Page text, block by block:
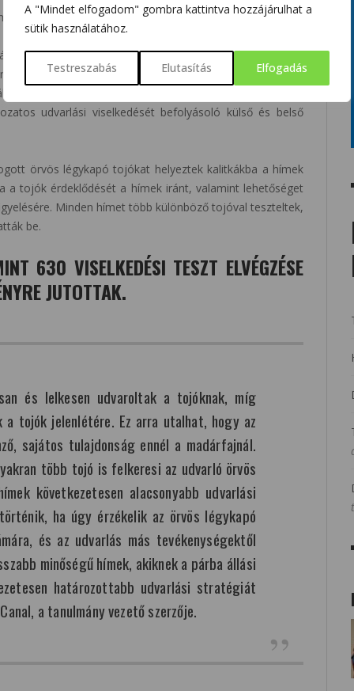
A "Mindet elfogadom" gombra kattintva hozzájárulhat a
sütik használatához.
Testreszabás Elutasítás Elfogadás
örvös légykapók. Kiválasztanak egy odút maguknak, és
egyéb hívójelekkel próbálják magukhoz csalogatni a
ismert, amik például az egyedek minőségét jelezhetik.
fekete tollazata a költési időszak során, vagy a fehér
Ezek a jellegzetes tulajdonságok teszik az örvös
udvarlási viselkedését befolyásoló külső és belső
örvös légykapó tojókat helyeztek kalitkákba a hímek
a tojók érdeklődését a hímek iránt, valamint lehetőséget
Minden hímet több különböző tojóval teszteltek,
be.
630 VISELKEDÉSI TESZT ELVÉGZÉSE
JUTOTTAK.
és lelkesen udvaroltak a tojóknak, míg
a tojók jelenlétére. Ez arra utalhat, hogy az
sajátos tulajdonság ennél a madárfajnál.
több tojó is felkeresi az udvarló örvös
következetesen alacsonyabb udvarlási
ha úgy érzékelik az örvös légykapó
és az udvarlás más tevékenységektől
minőségű hímek, akiknek a párba állási
határozottabb udvarlási stratégiát
a tanulmány vezető szerzője.